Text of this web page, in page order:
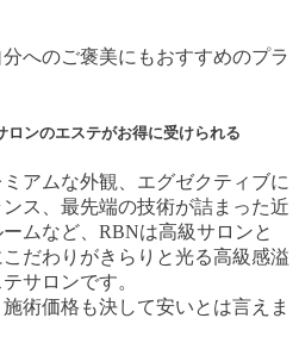
へのご褒美にもおすすめのプラ
ンのエステがお得に受けられる
アムな外観、エグゼクティブに
ス、最先端の技術が詰まった近
ムなど、RBNは高級サロンと
だわりがきらりと光る高級感溢
サロンです。
術価格も決して安いとは言えま